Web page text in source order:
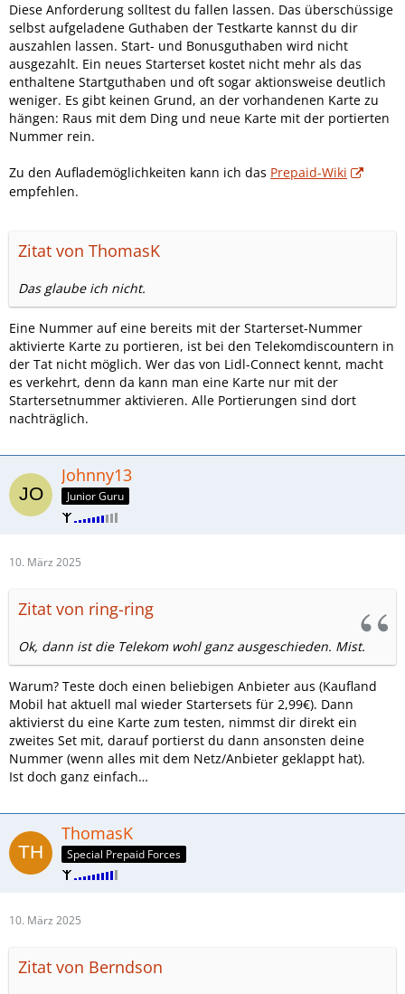
Diese Anforderung solltest du fallen lassen. Das überschüssige
selbst aufgeladene Guthaben der Testkarte kannst du dir
auszahlen lassen. Start- und Bonusguthaben wird nicht
ausgezahlt. Ein neues Starterset kostet nicht mehr als das
enthaltene Startguthaben und oft sogar aktionsweise deutlich
weniger. Es gibt keinen Grund, an der vorhandenen Karte zu
hängen: Raus mit dem Ding und neue Karte mit der portierten
Nummer rein.
Zu den Auflademöglichkeiten kann ich das Prepaid-Wiki
empfehlen.
Zitat von ThomasK
Das glaube ich nicht.
Eine Nummer auf eine bereits mit der Starterset-Nummer
aktivierte Karte zu portieren, ist bei den Telekomdiscountern in
der Tat nicht möglich. Wer das von Lidl-Connect kennt, macht
es verkehrt, denn da kann man eine Karte nur mit der
Startersetnummer aktivieren. Alle Portierungen sind dort
nachträglich.
Johnny13
Junior Guru
10. März 2025
Zitat von ring-ring
Ok, dann ist die Telekom wohl ganz ausgeschieden. Mist.
Warum? Teste doch einen beliebigen Anbieter aus (Kaufland
Mobil hat aktuell mal wieder Startersets für 2,99€). Dann
aktivierst du eine Karte zum testen, nimmst dir direkt ein
zweites Set mit, darauf portierst du dann ansonsten deine
Nummer (wenn alles mit dem Netz/Anbieter geklappt hat).
Ist doch ganz einfach…
ThomasK
Special Prepaid Forces
10. März 2025
Zitat von Berndson